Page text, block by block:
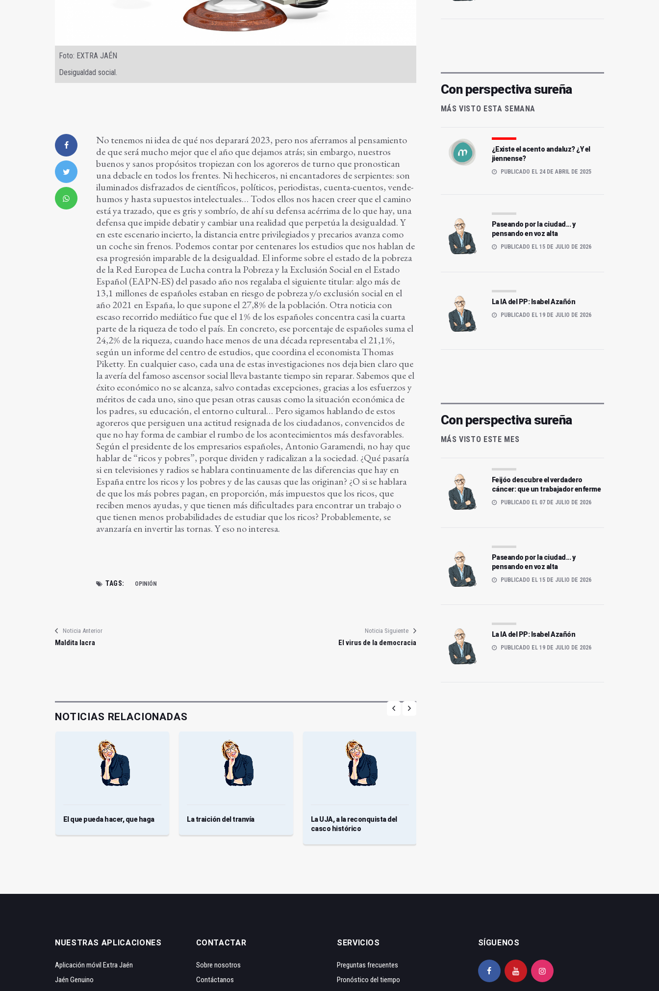
Foto: EXTRA JAÉN
Desigualdad social.
No tenemos ni idea de qué nos deparará 2023, pero nos aferramos al pensamiento
de que será mucho mejor que el año que dejamos atrás; sin embargo, nuestros
buenos y sanos propósitos tropiezan con los agoreros de turno que pronostican
una debacle en todos los frentes. Ni hechiceros, ni encantadores de serpientes: son
iluminados disfrazados de científicos, políticos, periodistas, cuenta-cuentos, vende-
humos y hasta supuestos intelectuales… Todos ellos nos hacen creer que el camino
está ya trazado, que es gris y sombrío, de ahí su defensa acérrima de lo que hay, una
defensa que impide debatir y cambiar una realidad que perpetúa la desigualdad. Y
en este escenario incierto, la distancia entre privilegiados y precarios avanza como
un coche sin frenos. Podemos contar por centenares los estudios que nos hablan de
esa progresión imparable de la desigualdad. El informe sobre el estado de la pobreza
de la Red Europea de Lucha contra la Pobreza y la Exclusión Social en el Estado
Español (EAPN-ES) del pasado año nos regalaba el siguiente titular: algo más de
13,1 millones de españoles estaban en riesgo de pobreza y/o exclusión social en el
año 2021 en España, lo que supone el 27,8% de la población. Otra noticia con
escaso recorrido mediático fue que el 1% de los españoles concentra casi la cuarta
parte de la riqueza de todo el país. En concreto, ese porcentaje de españoles suma el
24,2% de la riqueza, cuando hace menos de una década representaba el 21,1%,
según un informe del centro de estudios, que coordina el economista Thomas
Piketty. En cualquier caso, cada una de estas investigaciones nos deja bien claro que
la avería del famoso ascensor social lleva bastante tiempo sin reparar. Sabemos que el
éxito económico no se alcanza, salvo contadas excepciones, gracias a los esfuerzos y
méritos de cada uno, sino que pesan otras causas como la situación económica de
los padres, su educación, el entorno cultural… Pero sigamos hablando de estos
agoreros que persiguen una actitud resignada de los ciudadanos, convencidos de
que no hay forma de cambiar el rumbo de los acontecimientos más desfavorables.
Según el presidente de los empresarios españoles, Antonio Garamendi, no hay que
hablar de “ricos y pobres”, porque dividen y radicalizan a la sociedad. ¿Qué pasaría
si en televisiones y radios se hablara continuamente de las diferencias que hay en
España entre los ricos y los pobres y de las causas que las originan? ¿O si se hablara
de que los más pobres pagan, en proporción, más impuestos que los ricos, que
reciben menos ayudas, y que tienen más dificultades para encontrar un trabajo o
que tienen menos probabilidades de estudiar que los ricos? Probablemente, se
avanzaría en invertir las tornas. Y eso no interesa.
TAGS: OPINIÓN
Noticia Anterior
Maldita lacra
Noticia Siguiente
El virus de la democracia
NOTICIAS RELACIONADAS
El que pueda hacer, que haga La traición del tranvía
La UJA, a la reconquista del
casco histórico
Con perspectiva sureña
MÁS VISTO ESTA SEMANA
¿Existe el acento andaluz? ¿Y el
jiennense?
PUBLICADO EL 24 DE ABRIL DE 2025
Paseando por la ciudad... y
pensando en voz alta
PUBLICADO EL 15 DE JULIO DE 2026
La IA del PP: Isabel Azañón
PUBLICADO EL 19 DE JULIO DE 2026
Con perspectiva sureña
MÁS VISTO ESTE MES
Feijóo descubre el verdadero
cáncer: que un trabajador enferme
PUBLICADO EL 07 DE JULIO DE 2026
Paseando por la ciudad... y
pensando en voz alta
PUBLICADO EL 15 DE JULIO DE 2026
La IA del PP: Isabel Azañón
PUBLICADO EL 19 DE JULIO DE 2026
NUESTRAS APLICACIONES
Aplicación móvil Extra Jaén
Jaén Genuino
CONTACTAR
Sobre nosotros
Contáctanos
SERVICIOS
Preguntas frecuentes
Pronóstico del tiempo
SÍGUENOS